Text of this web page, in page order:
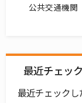
公共交通機関
最近チェッ
最近チェックし